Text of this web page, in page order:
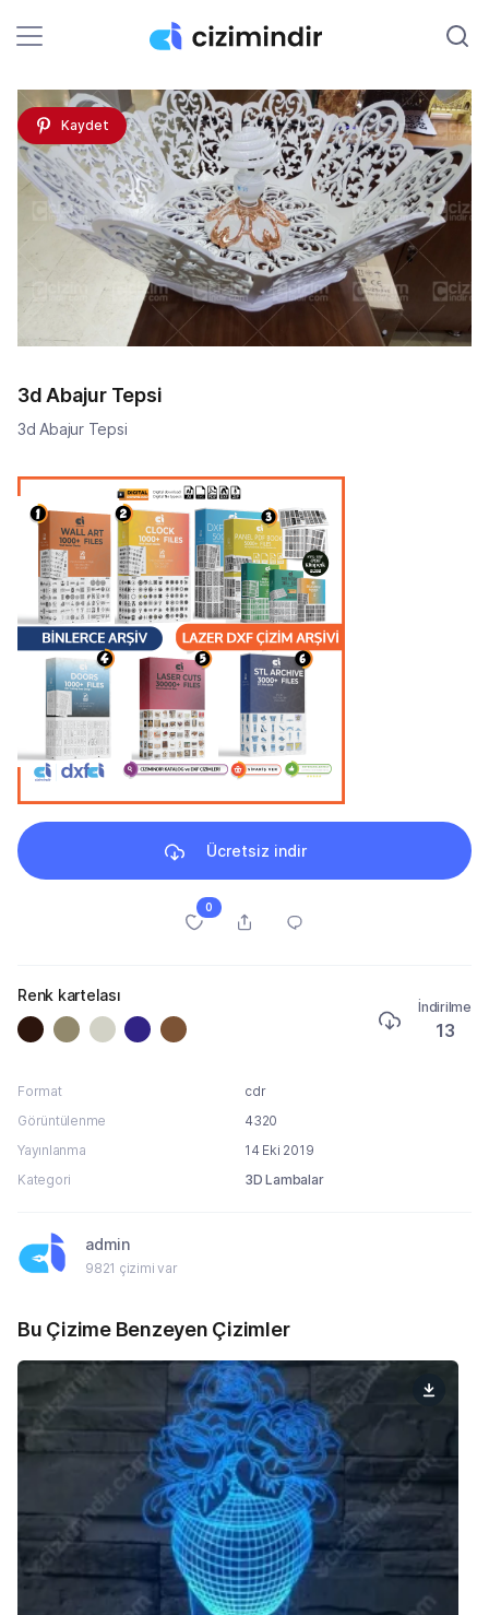
Kaydet
3d Abajur Tepsi
3d Abajur Tepsi
Ücretsiz indir
0
Renk kartelası
İndirilme
13
Format
cdr
Görüntülenme
4320
Yayınlanma
14 Eki 2019
Kategori
3D Lambalar
admin
9821 çizimi var
Bu Çizime Benzeyen Çizimler